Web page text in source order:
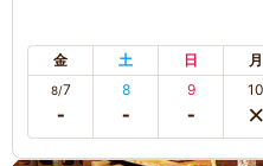
金 土 日 月
8/7 8 9 10